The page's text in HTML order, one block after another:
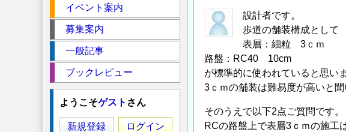
設計者です。
歩道の舗装構成として
表層：細粒 3ｃｍ
路盤：RC40 10cm
が標準的に使われていると思い
3ｃｍの舗装は難易度が高いと
そのうえで以下2点ご質問です。
RCの路盤上で表層3ｃｍの施工
イベント案内
募集案内
一般記事
ブックレビュー
ようこそゲスト さん
新規登録 ログイン